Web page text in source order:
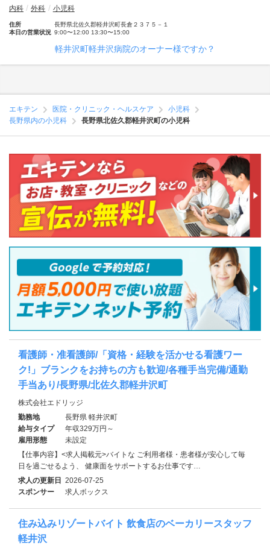
内科 外科 小児科
住所
長野県北佐久郡軽井沢町長倉２３７５－１
本日の営業状況 9:00〜12:00 13:30〜15:00
軽井沢町軽井沢病院のオーナー様ですか？
エキテン 医院・クリニック・ヘルスケア
小児科
長野県内の小児科
長野県北佐久郡軽井沢町の小児科
看護師・准看護師/「資格・経験を活かせる看護ワー
ク!」ブランクをお持ちの方も歓迎/各種手当完備/通勤
手当あり/長野県/北佐久郡軽井沢町
株式会社エドリッジ
勤務地
長野県 軽井沢町
給与タイプ
年収329万円～
雇用形態
未設定
【仕事内容】<求人掲載元>バイトな ご利用者様・患者様が安心して毎
日を過ごせるよう、 健康面をサポートするお仕事です…
求人の更新日 2026-07-25
スポンサー
求人ボックス
住み込みリゾートバイト 飲食店のベーカリースタッフ
軽井沢